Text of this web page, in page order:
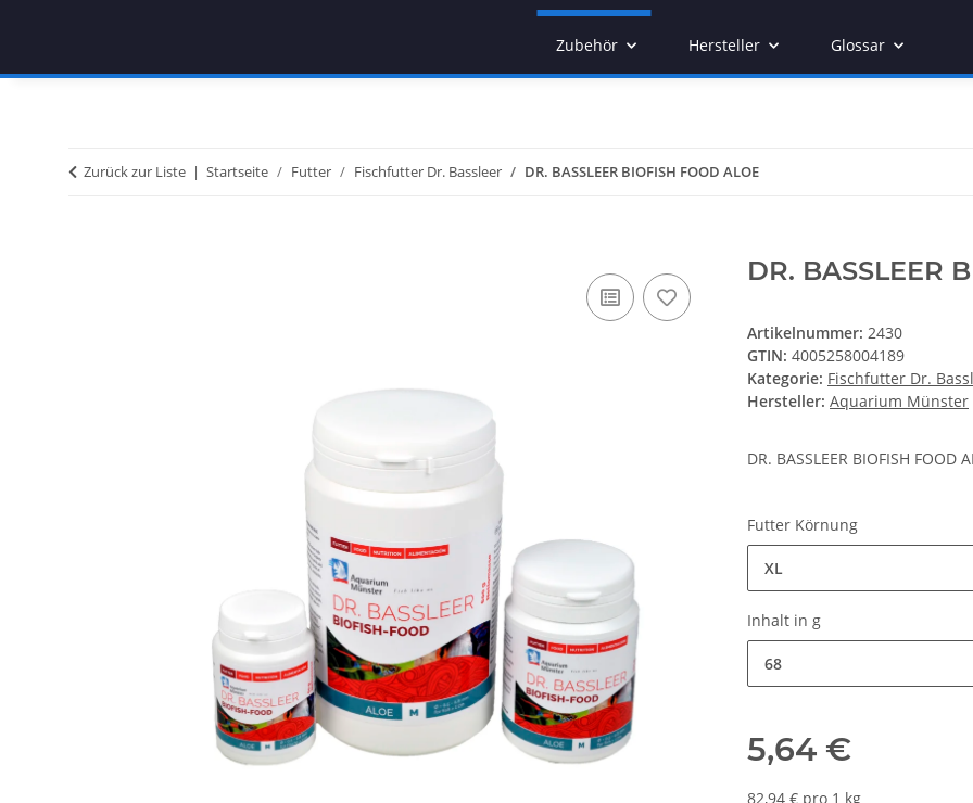
Zubehör Hersteller Glossar
Zurück zur Liste Startseite Futter Fischfutter Dr. Bassleer DR. BASSLEER BIOFISH FOOD ALOE
DR. BASSLEER
Artikelnummer: 2430
GTIN: 4005258004189
Kategorie: Fischfutter Dr.
Hersteller: Aquarium Münster
DR. BASSLEER BIOFISH FOOD
Futter Körnung
XL
Inhalt in g
68
5,64 €
82,94 € pro 1 kg